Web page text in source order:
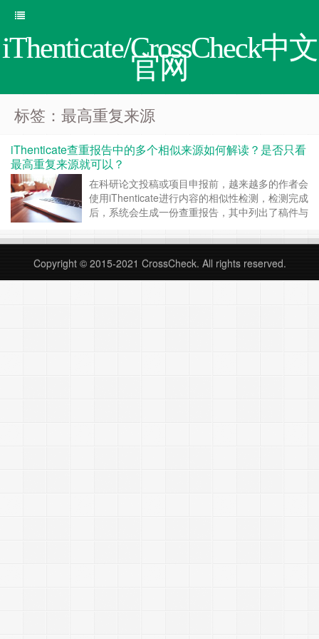
iThenticate/CrossCheck中文
官网
标签：最高重复来源
iThenticate查重报告中的多个相似来源如何解读？是否只看
最高重复来源就可以？
在科研论文投稿或项目申报前，越来越多的作者会
使用iThenticate进行内容的相似性检测，检测完成
后，系统会生成一份查重报告，其中列出了稿件与
例，许多作者在阅读报告时，往往会习惯性地只关
分析。这个做法是否科学？我们应当如何正确解读
报告中的多个相似来源？ 一、iTh……继续阅读 »
Copyright © 2015-2021 CrossCheck. All rights reserved.